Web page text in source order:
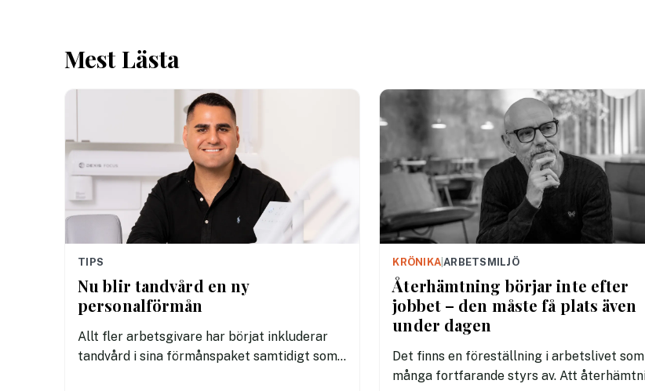
Mest Lästa
TIPS
Nu blir tandvård en ny
personalförmån
Allt fler arbetsgivare har börjat inkluderar
tandvård i sina förmånspaket samtidigt som
KRÖNIKA |ARBETSMILJÖ
Återhämtning börjar inte efter
jobbet – den måste få plats även
under dagen
Det finns en föreställning i arbetslivet som
många fortfarande styrs av. Att återhämtning